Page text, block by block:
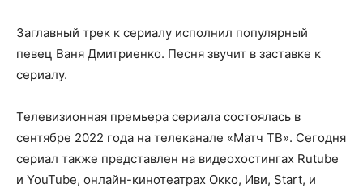
‍Заглавный трек к сериалу исполнил популярный
певец Ваня Дмитриенко. Песня звучит в заставке к
сериалу.
Телевизионная премьера сериала состоялась в
сентябре 2022 года на телеканале «Матч ТВ». Сегодня
сериал также представлен на видеохостингах Rutube
и YouTube, онлайн-кинотеатрах Окко, Иви, Start, и